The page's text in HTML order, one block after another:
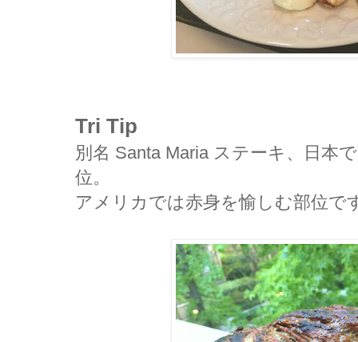
Tri Tip
別名 Santa Maria ステーキ、日本
位。
アメリカでは赤身を愉しむ部位で